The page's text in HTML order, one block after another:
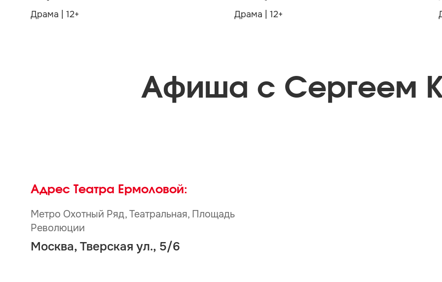
Драма | 12+ Драма | 12+
Афиша с Сергеем
Адрес Театра Ермоловой:
Метро Охотный Ряд, Театральная, Площадь
Революции
Москва, Тверская ул., 5/6